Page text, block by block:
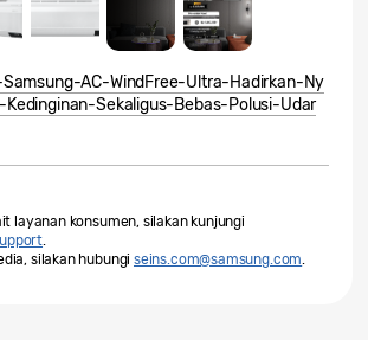
AC-WindFree-Ultra-Hadirkan-Ny
Sekaligus-Bebas-Polusi-Udar
layanan konsumen, silakan kunjungi
.
silakan hubungi seins.com@samsung.com.